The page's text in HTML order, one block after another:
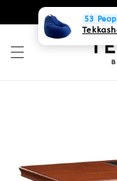
0931268840
53